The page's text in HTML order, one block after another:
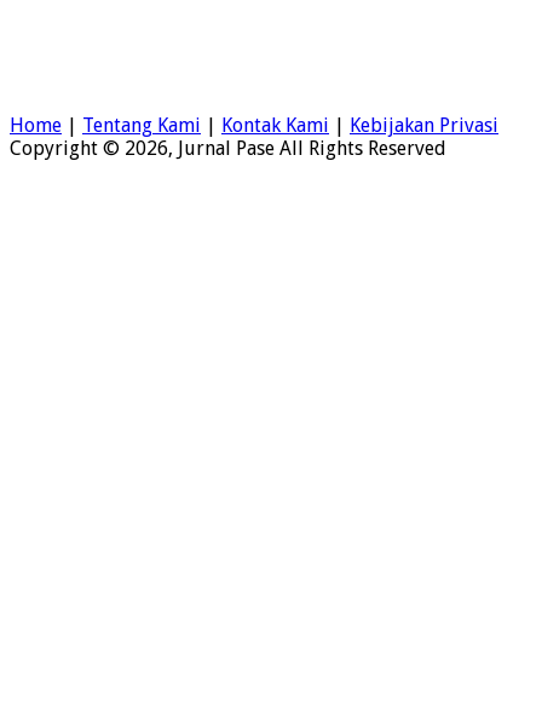
Home | Tentang Kami | Kontak Kami | Kebijakan Privasi
Copyright © 2026, Jurnal Pase All Rights Reserved